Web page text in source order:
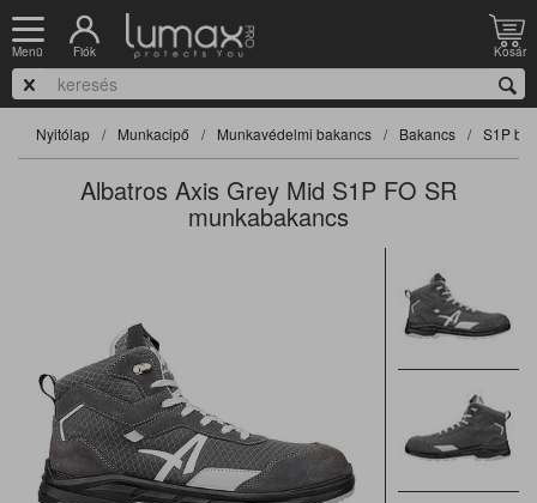
Menü Fiók Kosár
Nyitólap Munkacipő Munkavédelmi bakancs Bakancs S1P
Albatros Axis Grey Mid S1P FO SR
munkabakancs